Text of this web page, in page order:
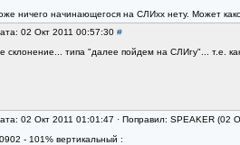
ничего начинающегося на СЛИхх нету. Может
02 Окт 2011 00:57:30 #
склонение... типа "далее пойдем на СЛИгу"... т.е.
02 Окт 2011 01:01:47 · Поправил: SPEAKER (02
- 101% вертикальный :